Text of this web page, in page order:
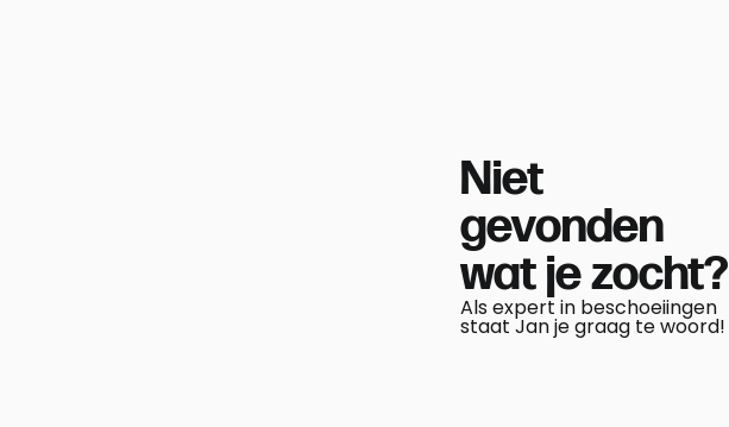
Niet
gevonden
wat je zocht?
Als expert in beschoeiingen
staat Jan je graag te woord!